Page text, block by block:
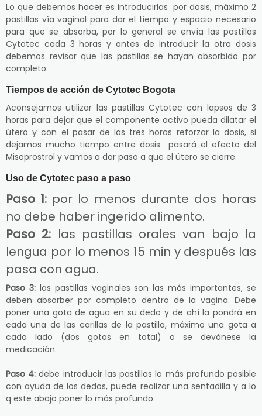
Lo que debemos hacer es introducirlas por dosis, máximo 2
pastillas vía vaginal para dar el tiempo y espacio necesario
para que se absorba, por lo general se envía las pastillas
Cytotec cada 3 horas y antes de introducir la otra dosis
debemos revisar que las pastillas se hayan absorbido por
completo.
Tiempos de acción de Cytotec Bogota
Aconsejamos utilizar las pastillas Cytotec con lapsos de 3
horas para dejar que el componente activo pueda dilatar el
útero y con el pasar de las tres horas reforzar la dosis, si
dejamos mucho tiempo entre dosis pasará el efecto del
Misoprostrol y vamos a dar paso a que el útero se cierre.
Uso de Cytotec paso a paso
Paso 1: por lo menos durante dos horas
no debe haber ingerido alimento.
Paso 2: las pastillas orales van bajo la
lengua por lo menos 15 min y después las
pasa con agua.
Paso 3:las pastillas vaginales son las más importantes, se
deben absorber por completo dentro de la vagina. Debe
poner una gota de agua en su dedo y de ahí la pondrá en
cada una de las carillas de la pastilla, máximo una gota a
cada lado (dos gotas en total) o se devánese la
medicación.
Paso 4: debe introducir las pastillas lo más profundo posible
con ayuda de los dedos, puede realizar una sentadilla y a lo
q este abajo poner lo más profundo.